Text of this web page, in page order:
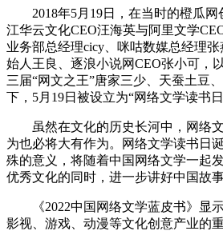
2018年5月19日，在当时的橙瓜
江华云文化CEO汪海英与阿里文学
业务部总经理cicy、咪咕数媒总经理
始人王良、逐浪小说网CEO张小可，
三届“网文之王”唐家三少、天蚕土豆
下，5月19日被设立为“网络文学读书日
虽然在文化的历史长河中，网络
为也必将大有作为。网络文学读书日
殊的意义，将随着中国网络文学一起
优秀文化的同时，进一步讲好中国故事
《2022中国网络文学蓝皮书》显
影视、游戏、动漫等文化创意产业的